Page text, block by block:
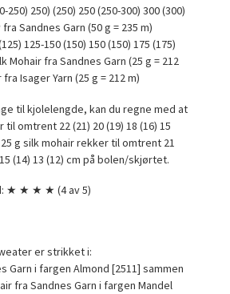
250) 250) (250) 250 (250-300) 300 (300)
Sandnes Garn (50 g = 235 m)
125-150 (150) 150 (150) 175 (175)
Mohair fra Sandnes Garn (25 g = 212
Isager Yarn (25 g = 212 m)
til kjolelengde, kan du regne med at
til omtrent 22 (21) 20 (19) 18 (16) 15
g silk mohair rekker til omtrent 21
(14) 13 (12) cm på bolen/skjørtet.
★ ★ ★ ★ (4 av 5)
er strikket i:
Garn i fargen Almond [2511] sammen
fra Sandnes Garn i fargen Mandel